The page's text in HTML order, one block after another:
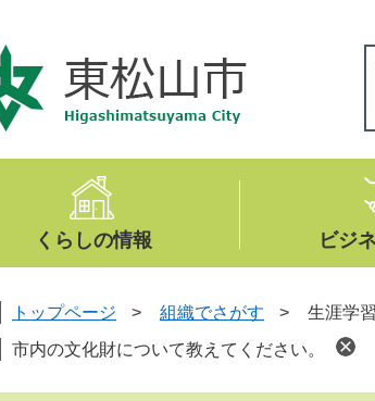
くらしの情報 ビジ
トップページ > 組織でさがす > 生涯学
市内の文化財について教えてください。